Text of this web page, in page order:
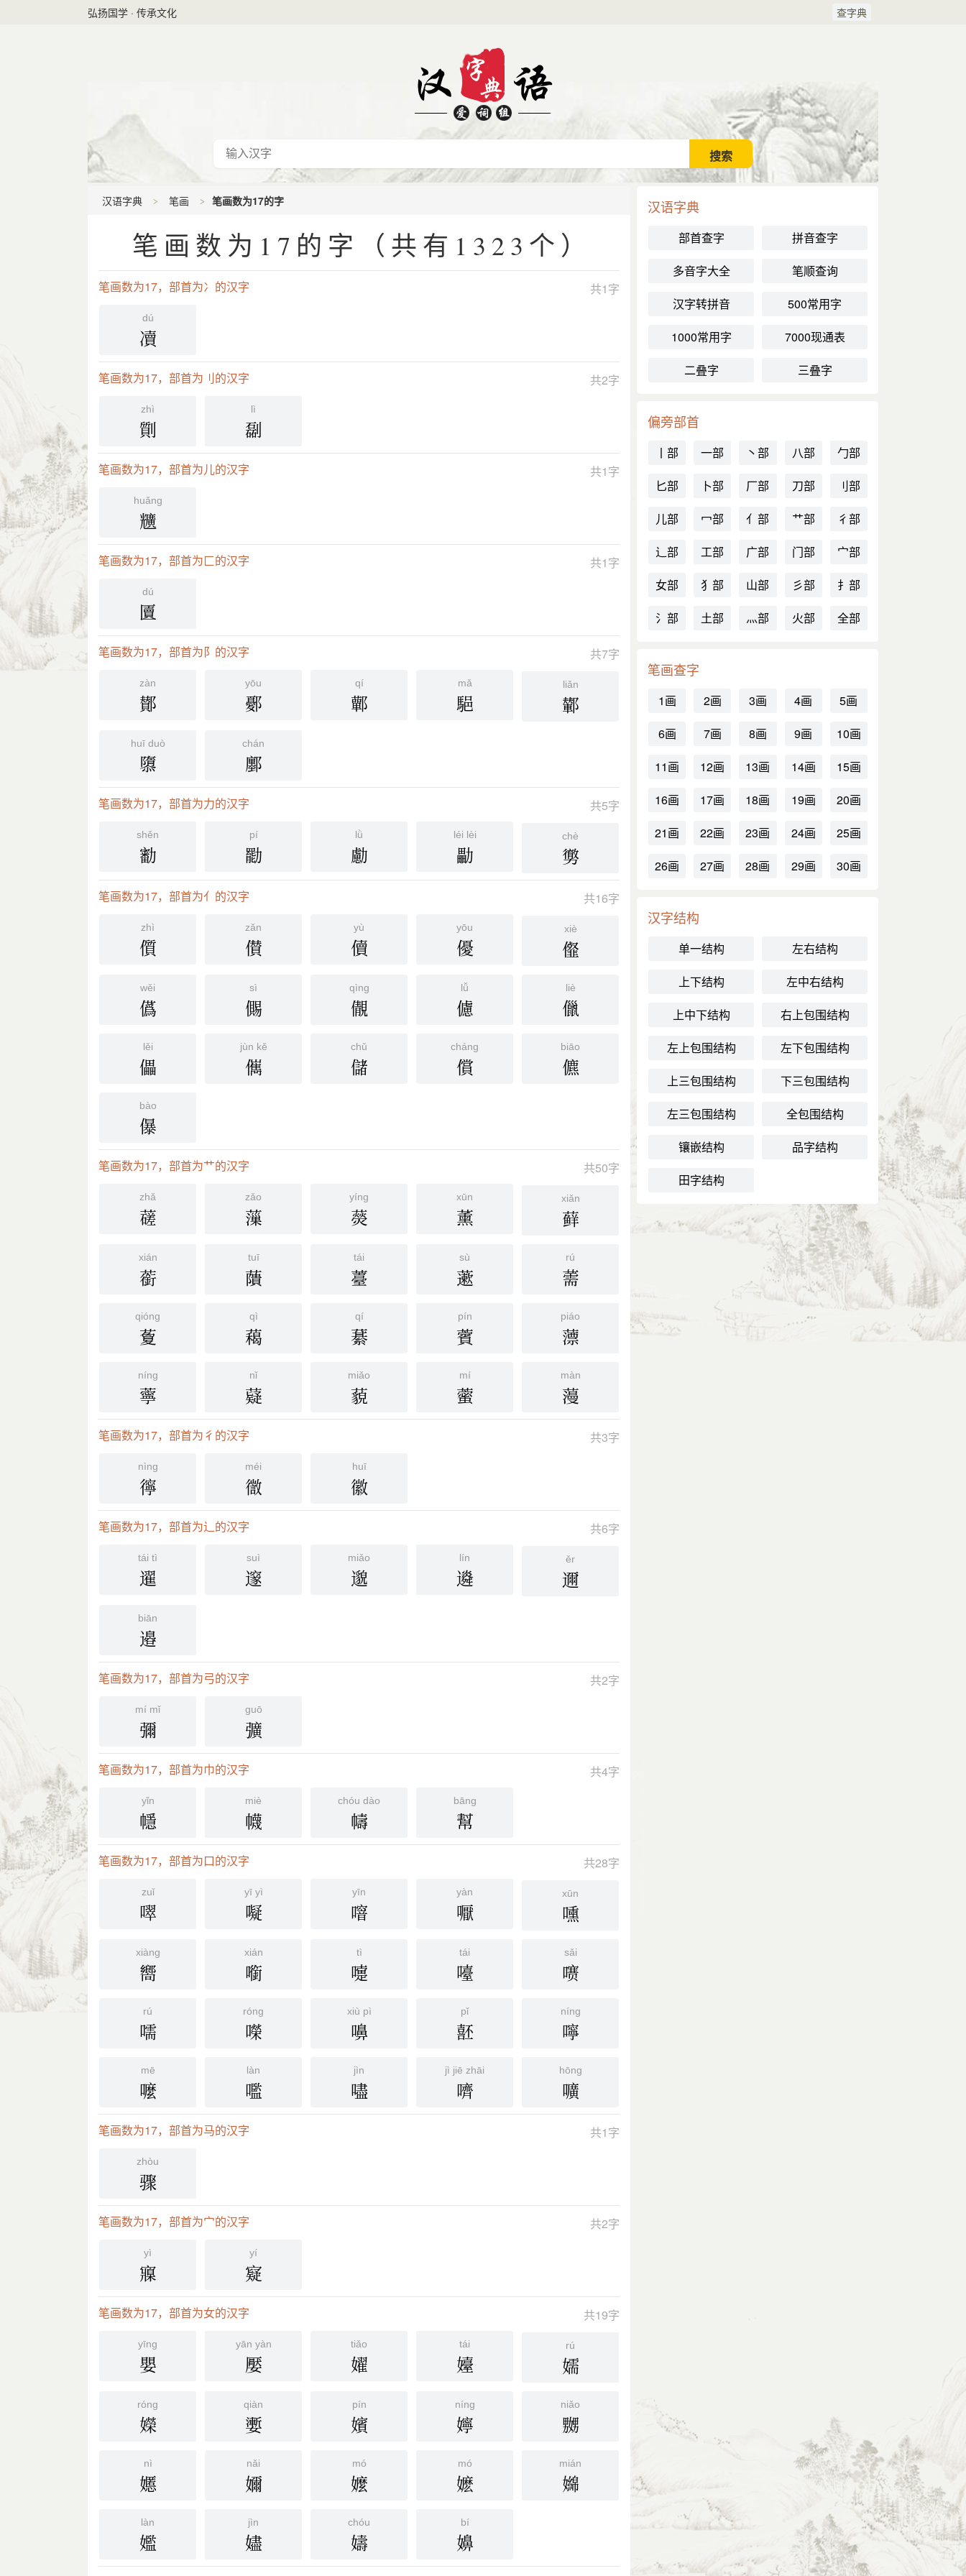
弘扬国学 · 传承文化 查字典
汉语字典 笔画 笔画数为17的字
笔画数为17的字（共有1323个）
共1字
笔画数为17，部首为冫的汉字
dú
凟
共2字
笔画数为17，部首为刂的汉字
zhì
劕
lì
㔏
共1字
笔画数为17，部首为儿的汉字
huǎng
兤
共1字
笔画数为17，部首为匚的汉字
dú
匵
共7字
笔画数为17，部首为阝的汉字
zàn
鄼
yōu
鄾
qí
鄿
mǎ
䣖
liǎn
鄻
huī duò
隳
chán
鄽
共5字
笔画数为17，部首为力的汉字
shěn
㔤
pí
㔥
lǜ
勴
léi lèi
㔣
chè
勶
共16字
笔画数为17，部首为亻的汉字
zhì
儨
zǎn
儧
yù
儥
yōu
優
xiè
㒠
wěi
儰
sì
儩
qìng
儬
lǚ
儢
liè
儠
lěi
儡
jùn kě
㒞
chǔ
儲
cháng
償
biāo
儦
bào
儤
共50字
笔画数为17，部首为艹的汉字
zhǎ
䕢
zǎo
薻
yíng
藀
xūn
薰
xiǎn
藓
xián
䕔
tuī
藬
tái
薹
sù
藗
rú
薷
qióng
藑
qì
藒
qí
藄
pín
薲
piáo
薸
níng
薴
nǐ
薿
miǎo
藐
mí
藌
màn
䕕
共3字
笔画数为17，部首为彳的汉字
nìng
㣷
méi
徾
huī
徽
共6字
笔画数为17，部首为辶的汉字
tái tì
䢰
suì
邃
miǎo
邈
lín
䢯
ěr
邇
biān
邉
共2字
笔画数为17，部首为弓的汉字
mí mǐ
彌
guō
彍
共4字
笔画数为17，部首为巾的汉字
yǐn
㡥
miè
幭
chóu dào
幬
bāng
幫
共28字
笔画数为17，部首为口的汉字
zuǐ
噿
yī yì
㘈
yīn
噾
yàn
嚈
xūn
嚑
xiàng
嚮
xián
㘅
tì
嚏
tái
㘆
sǎi
㗷
rú
嚅
róng
㘇
xiù pì
嚊
pǐ
噽
níng
嚀
mē
嚒
làn
嚂
jìn
嚍
jì jiē zhāi
嚌
hōng
嚝
共1字
笔画数为17，部首为马的汉字
zhòu
骤
共2字
笔画数为17，部首为宀的汉字
yì
寱
yí
寲
共19字
笔画数为17，部首为女的汉字
yīng
嬰
yān yàn
嬮
tiǎo
嬥
tái
嬯
rú
嬬
róng
嬫
qiàn
嬱
pín
嬪
níng
嬣
niǎo
嬲
nì
嬺
nǎi
嬭
mó
嬤
mó
嬷
mián
嬵
làn
㜮
jìn
嬧
chóu
嬦
bí
嬶
汉语字典
部首查字
拼音查字
多音字大全
笔顺查询
汉字转拼音
500常用字
1000常用字
7000现通表
二叠字
三叠字
偏旁部首
丨部 一部 丶部 八部
勹部
匕部
卜部 厂部 刀部
刂部
儿部
冖部 亻部 艹部
彳部
辶部
工部 广部 门部
宀部
女部
犭部 山部 彡部
扌部
氵部
土部 灬部 火部 全部
笔画查字
1画 2画 3画 4画
5画
6画
7画 8画 9画
10画
11画
12画 13画 14画
15画
16画
17画 18画 19画
20画
21画
22画 23画 24画
25画
26画
27画 28画 29画 30画
汉字结构
单一结构
左右结构
上下结构
左中右结构
上中下结构
右上包围结构
左上包围结构
左下包围结构
上三包围结构
下三包围结构
左三包围结构
全包围结构
镶嵌结构
品字结构
田字结构